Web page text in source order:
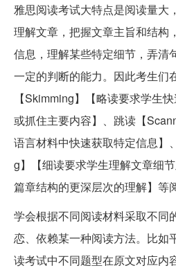
雅思阅读考试大特点是阅读量大
理解文章，把握文章主旨和结构
信息，理解某些特定细节，弄清
一定的判断的能力。因此考生们
【Skimming】【略读要求学生
或抓住主要内容】、跳读【
语言材料中快速获取特定信息】
g】【细读要求学生理解文章细
篇章结构的更深层次的理解】等
学会根据不同阅读材料采取不同
恋、依赖某一种阅读方法。比如
读考试中不同题型在原文对应内